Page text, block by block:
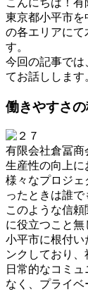
東京都小平市を
の各エリアにて
す。
今回の記事では
てお話しします
働きやすさ
有限会社倉冨商
生産性の向上に
様々なプロジェ
ったときは誰で
このような信
に役立つこと無
小平市に根付い
ンクしており、
日常的なコミ
なく、プライ